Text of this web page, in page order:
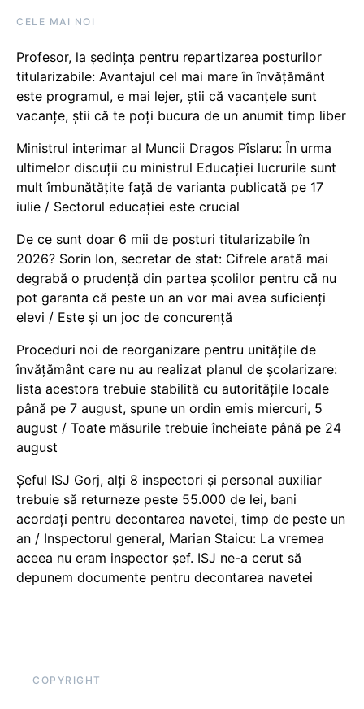
CELE MAI NOI
Profesor, la ședința pentru repartizarea posturilor
titularizabile: Avantajul cel mai mare în învățământ
este programul, e mai lejer, știi că vacanțele sunt
vacanţe, știi că te poți bucura de un anumit timp liber
Ministrul interimar al Muncii Dragos Pîslaru: În urma
ultimelor discuții cu ministrul Educației lucrurile sunt
mult îmbunătățite față de varianta publicată pe 17
iulie / Sectorul educației este crucial
De ce sunt doar 6 mii de posturi titularizabile în
2026? Sorin Ion, secretar de stat: Cifrele arată mai
degrabă o prudență din partea școlilor pentru că nu
pot garanta că peste un an vor mai avea suficienți
elevi / Este și un joc de concurență
Proceduri noi de reorganizare pentru unitățile de
învățământ care nu au realizat planul de școlarizare:
lista acestora trebuie stabilită cu autoritățile locale
până pe 7 august, spune un ordin emis miercuri, 5
august / Toate măsurile trebuie încheiate până pe 24
august
Șeful ISJ Gorj, alți 8 inspectori și personal auxiliar
trebuie să returneze peste 55.000 de lei, bani
acordați pentru decontarea navetei, timp de peste un
an / Inspectorul general, Marian Staicu: La vremea
aceea nu eram inspector șef. ISJ ne-a cerut să
depunem documente pentru decontarea navetei
COPYRIGHT